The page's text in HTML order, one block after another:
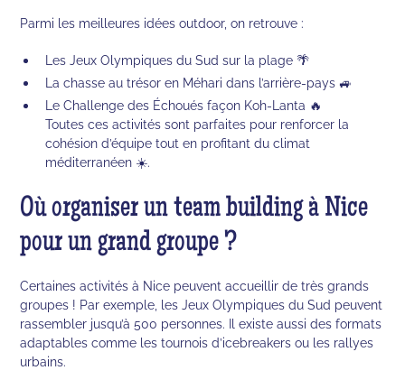
Parmi les meilleures idées outdoor, on retrouve :
Les Jeux Olympiques du Sud sur la plage 🌴
La chasse au trésor en Méhari dans l’arrière-pays 🚙
Le Challenge des Échoués façon Koh-Lanta 🔥
Toutes ces activités sont parfaites pour renforcer la
cohésion d’équipe tout en profitant du climat
méditerranéen ☀️.
Où organiser un team building à Nice
pour un grand groupe ?
Certaines activités à Nice peuvent accueillir de très grands
groupes ! Par exemple, les Jeux Olympiques du Sud peuvent
rassembler jusqu’à 500 personnes. Il existe aussi des formats
adaptables comme les tournois d’icebreakers ou les rallyes
urbains.